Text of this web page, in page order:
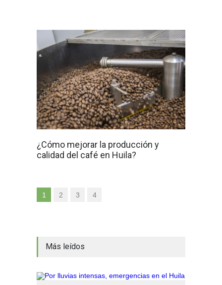
¿Cómo mejorar la producción y
calidad del café en Huila?
1 2 3 4
Más leídos